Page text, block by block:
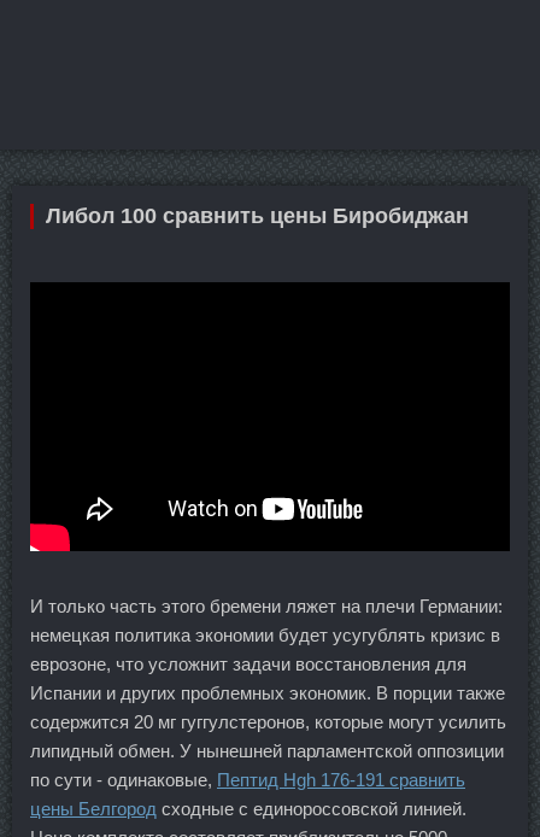
Либол 100 сравнить цены Биробиджан
И только часть этого бремени ляжет на плечи Германии:
немецкая политика экономии будет усугублять кризис в
еврозоне, что усложнит задачи восстановления для
Испании и других проблемных экономик. В порции также
содержится 20 мг гуггулстеронов, которые могут усилить
липидный обмен. У нынешней парламентской оппозиции
по сути - одинаковые, Пептид Hgh 176-191 сравнить
цены Белгород сходные с единороссовской линией.